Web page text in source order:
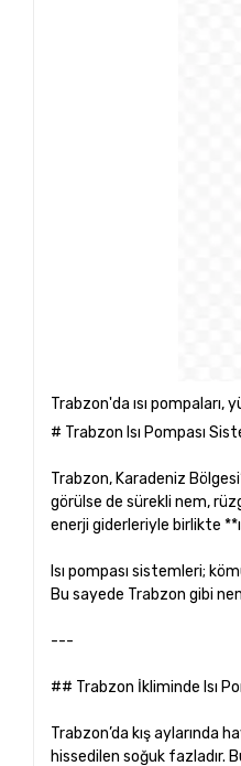
Trabzon'da ısı pompaları,
# Trabzon Isı Pompası
Trabzon, Karadeniz
görülse de sürekli nem,
enerji giderleriyle birlikte
Isı pompası sistemleri;
Bu sayede Trabzon gibi
---
## Trabzon İkliminde Isı
Trabzon’da kış aylarında
hissedilen soğuk fazladır.